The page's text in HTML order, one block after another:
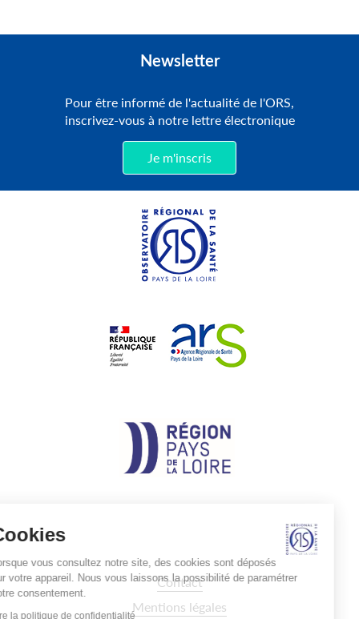
Newsletter
Pour être informé de l'actualité de l'ORS,
inscrivez-vous à notre lettre électronique
Je m'inscris
Pied
de
Contact
Mentions légales
Cookies
Lorsque vous consultez notre site, des cookies sont déposés
sur votre appareil. Nous vous laissons la possibilité de paramétrer
votre consentement.
Lire la politique de confidentialité